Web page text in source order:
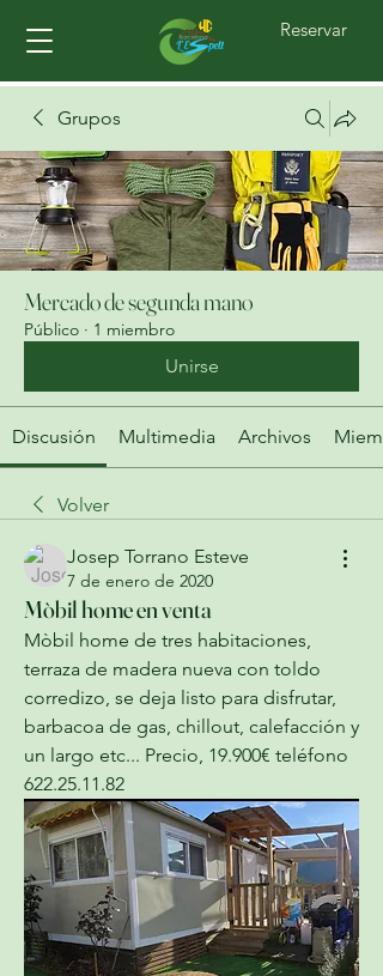
Reservar
Grupos
Mercado de segunda mano
Público · 1 miembro
Unirse
Discusión Multimedia Archivos
Volver
Josep Torrano Esteve
7 de enero de 2020
Mòbil home en venta
Mòbil home de tres habitaciones,
terraza de madera nueva con toldo
corredizo, se deja listo para disfrutar,
barbacoa de gas, chillout, calefacción y
un largo etc... Precio, 19.900€ teléfono
622.25.11.82